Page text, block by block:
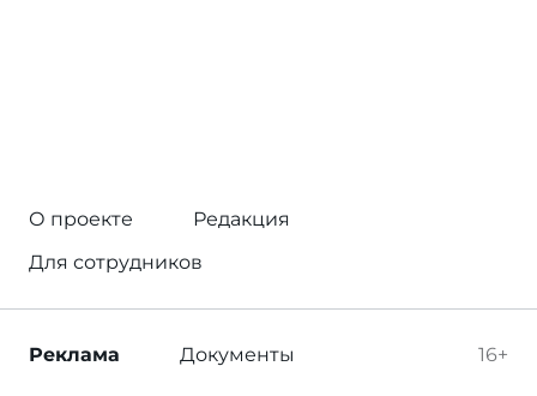
О проекте
Редакция
Для сотрудников
16+
Реклама Документы